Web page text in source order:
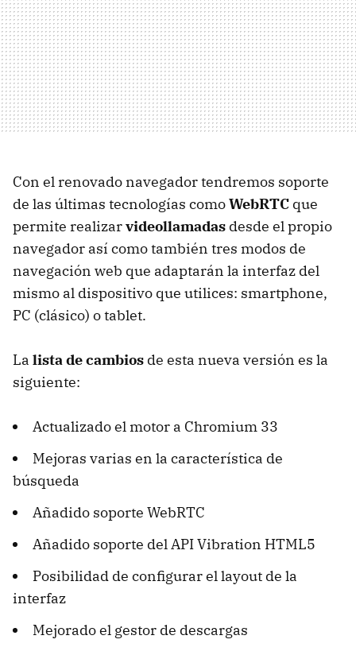
Con el renovado navegador tendremos soporte
de las últimas tecnologías comoWebRTC que
permite realizarvideollamadas desde el propio
navegador así como también tres modos de
navegación web que adaptarán la interfaz del
mismo al dispositivo que utilices: smartphone,
PC (clásico) o tablet.
La lista de cambios de esta nueva versión es la
siguiente:
Actualizado el motor a Chromium 33
Mejoras varias en la característica de
búsqueda
Añadido soporte WebRTC
Añadido soporte del API Vibration HTML5
Posibilidad de configurar el layout de la
interfaz
Mejorado el gestor de descargas